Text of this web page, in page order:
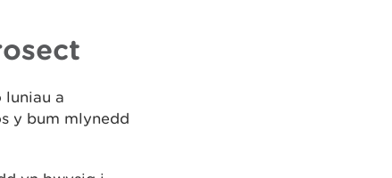
luniau a
y bum mlynedd